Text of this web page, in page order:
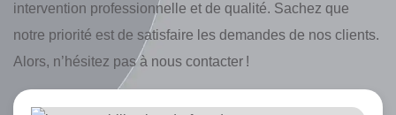
intervention professionnelle et de qualité. Sachez que
notre priorité est de satisfaire les demandes de nos clients.
Alors, n’hésitez pas à nous contacter !